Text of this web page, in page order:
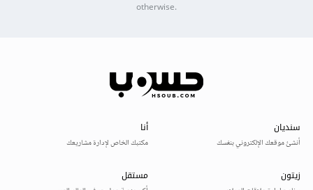
otherwise.